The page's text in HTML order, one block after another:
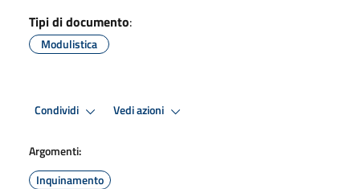
Tipi di documento:
Modulistica
Condividi Vedi azioni
Argomenti:
Inquinamento